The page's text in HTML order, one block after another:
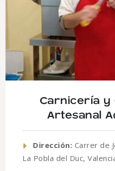
Carnicería y
Artesanal
Dirección: Carrer de
La Pobla del Duc,